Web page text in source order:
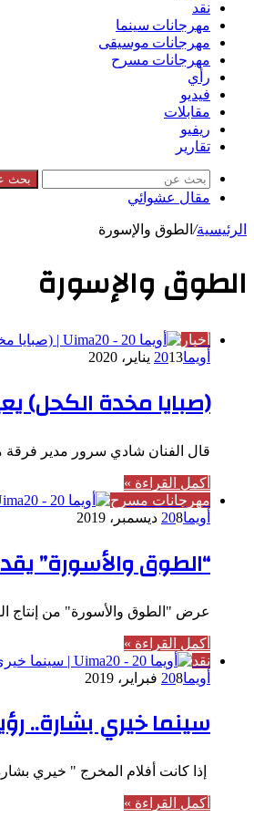
نقد
مهرجانات سينما
مهرجانات موسيقى
مهرجانات مسرح
رأي
فيديو
مقابلات
ريفيو
تقارير
بحث
مقال عشوائي
الرئيسية/ الطوق والإسورة
الطوق والإسورة
أخبار
أويما2013 يناير، 2020
(صبايا مخدة الكحل)
قال الفنان شادي سرور مدير فرقة
أكمل القراءة »
مهرجانات مسرح
أويما208 ديسمبر، 2019
“الطوق والأسورة”
عرض "الطوق والأسورة" من إنتاج
أكمل القراءة »
نقد
أويما208 فبراير، 2019
سينما خيري بشارة..
إذا كانت أفلام المخرج " خيري
أكمل القراءة »